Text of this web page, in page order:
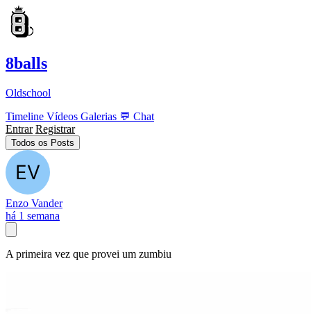
8balls
Oldschool
Timeline Vídeos Galerias 💬 Chat
Entrar Registrar
Todos os Posts
Enzo Vander
há 1 semana
A primeira vez que provei um zumbiu